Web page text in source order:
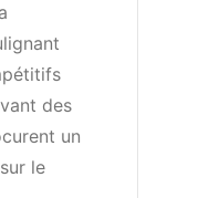
des
un
le